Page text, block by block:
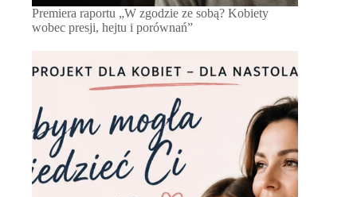
Premiera raportu „W zgodzie ze sobą? Kobiety
wobec presji, hejtu i porównań”